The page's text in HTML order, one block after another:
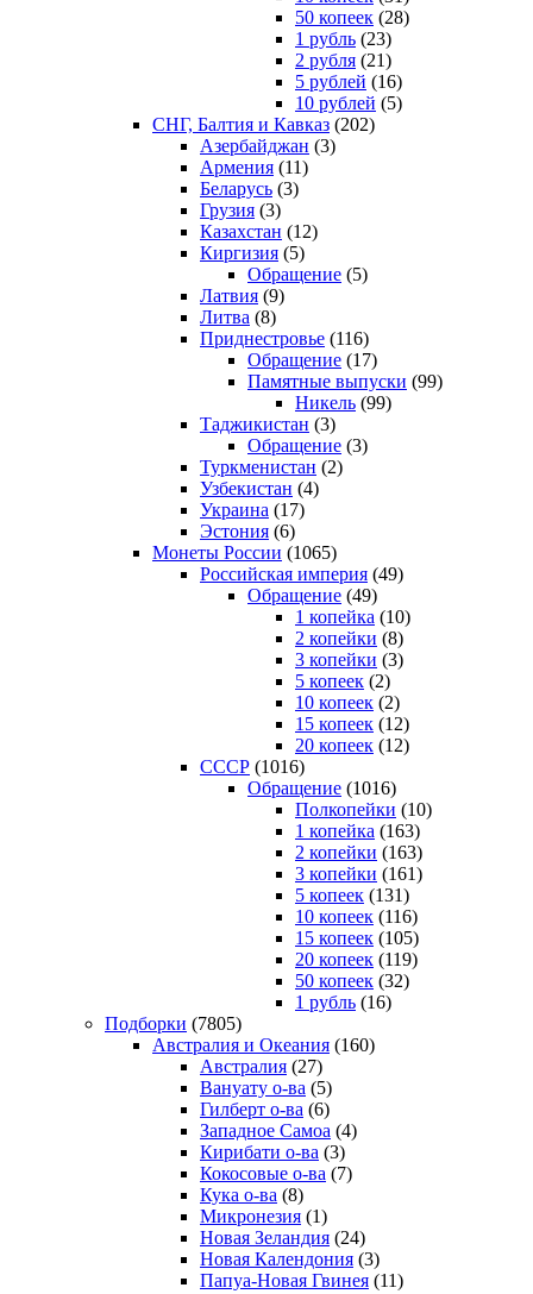
50 копеек (28)
1 рубль (23)
2 рубля (21)
5 рублей (16)
10 рублей (5)
СНГ, Балтия и Кавказ (202)
Азербайджан (3)
Армения (11)
Беларусь (3)
Грузия (3)
Казахстан (12)
Киргизия (5)
Обращение (5)
Латвия (9)
Литва (8)
Приднестровье (116)
Обращение (17)
Памятные выпуски (99)
Никель (99)
Таджикистан (3)
Обращение (3)
Туркменистан (2)
Узбекистан (4)
Украина (17)
Эстония (6)
Монеты России (1065)
Российская империя (49)
Обращение (49)
1 копейка (10)
2 копейки (8)
3 копейки (3)
5 копеек (2)
10 копеек (2)
15 копеек (12)
20 копеек (12)
СССР (1016)
Обращение (1016)
Полкопейки (10)
1 копейка (163)
2 копейки (163)
3 копейки (161)
5 копеек (131)
10 копеек (116)
15 копеек (105)
20 копеек (119)
50 копеек (32)
1 рубль (16)
Подборки (7805)
Австралия и Океания (160)
Австралия (27)
Вануату о-ва (5)
Гилберт о-ва (6)
Западное Самоа (4)
Кирибати о-ва (3)
Кокосовые о-ва (7)
Кука о-ва (8)
Микронезия (1)
Новая Зеландия (24)
Новая Календония (3)
Папуа-Новая Гвинея (11)